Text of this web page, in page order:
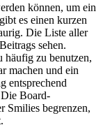
können, um ein
es einen kurzen
Die Liste aller
sehen.
häufig zu benutzen,
machen und ein
entsprechend
Board-
Smilies begrenzen,